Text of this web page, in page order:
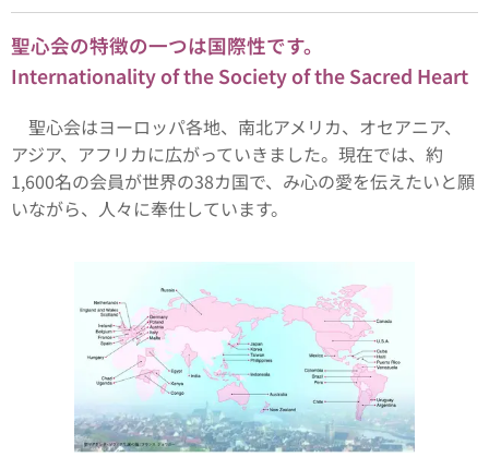
聖心会の特徴の一つは国際性です。
Internationality of the Society of the Sacred Heart
聖心会はヨーロッパ各地、南北アメリカ、オセアニア、
アジア、アフリカに広がっていきました。現在では、約
1,600名の会員が世界の38カ国で、み心の愛を伝えたいと願
いながら、人々に奉仕しています。